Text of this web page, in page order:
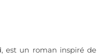
est un roman inspiré de